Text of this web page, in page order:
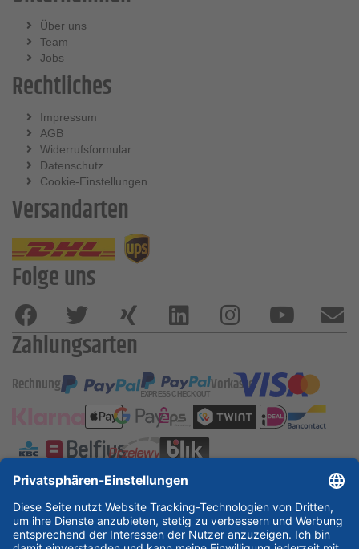
Über uns
Team
Jobs
Rechtliches
Impressum
AGB
Widerrufsformular
Datenschutz
Cookie-Einstellungen
Versandarten
Folge uns
Zahlungsarten
Rechnung Vorkasse
ESSKA International
new
new new